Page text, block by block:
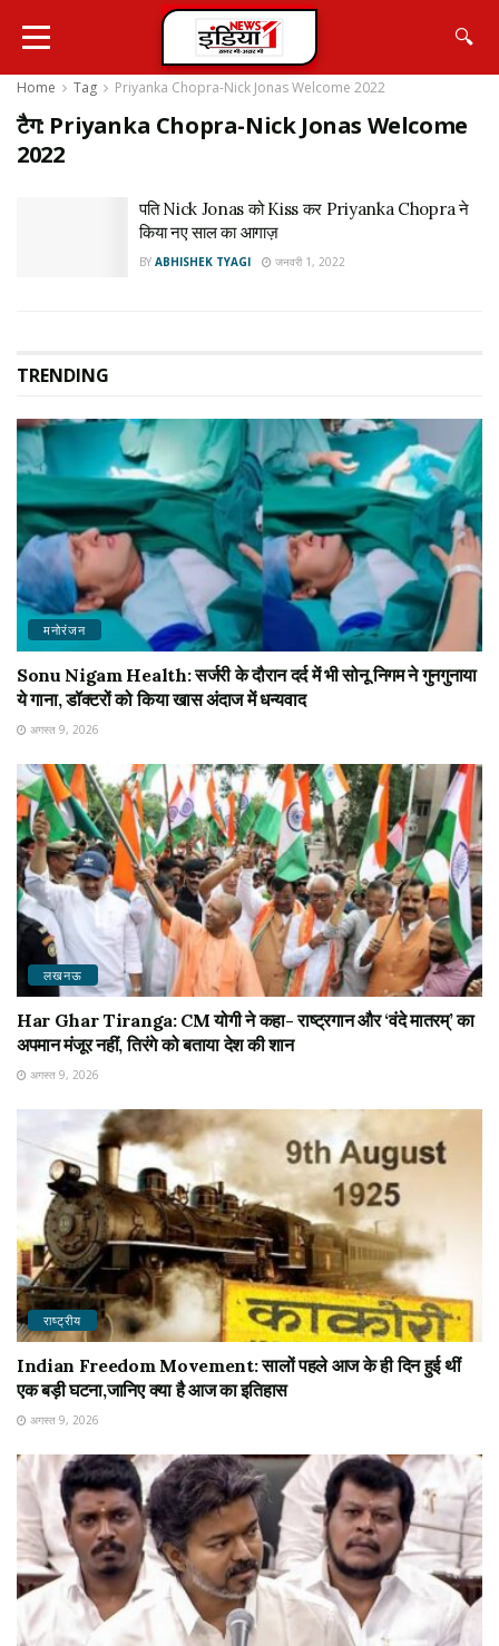
🔍
Home Tag Priyanka Chopra-Nick Jonas Welcome 2022
टैग: Priyanka Chopra-Nick Jonas Welcome
2022
पति Nick Jonas को Kiss कर Priyanka Chopra ने
किया नए साल का आगाज़
BY ABHISHEK TYAGI जनवरी 1, 2022
TRENDING
मनोरंजन
Sonu Nigam Health: सर्जरी के दौरान दर्द में भी सोनू निगम ने गुनगुनाया
ये गाना, डॉक्टरों को किया खास अंदाज में धन्यवाद
अगस्त 9, 2026
लखनऊ
Har Ghar Tiranga: CM योगी ने कहा- राष्ट्रगान और ‘वंदे मातरम्’ का
अपमान मंजूर नहीं, तिरंगे को बताया देश की शान
अगस्त 9, 2026
राष्ट्रीय
Indian Freedom Movement: सालों पहले आज के ही दिन हुई थीं
एक बड़ी घटना,जानिए क्या है आज का इतिहास
अगस्त 9, 2026